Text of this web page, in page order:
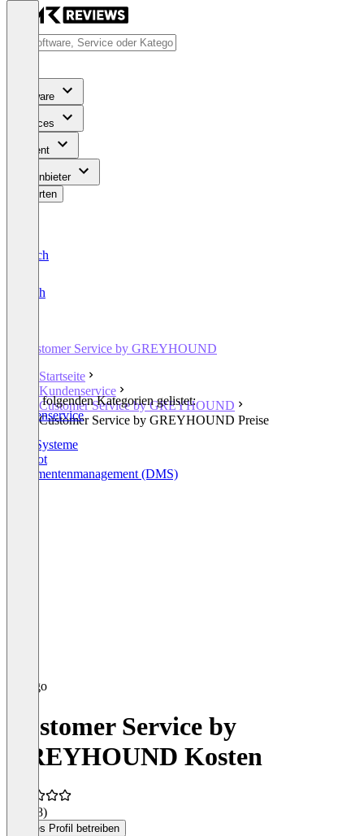
Software
Services
Content
Für Anbieter
Bewerten
Deutsch
English
Customer Service by GREYHOUND
Startseite
Kundenservice
Customer Service by GREYHOUND
Customer Service by GREYHOUND Preise
In den folgenden Kategorien gelistet:
Kundenservice
ERP-Systeme
Chatbot
Dokumentenmanagement (DMS)
Customer Service by
GREYHOUND Kosten
(28)
Dieses Profil betreiben